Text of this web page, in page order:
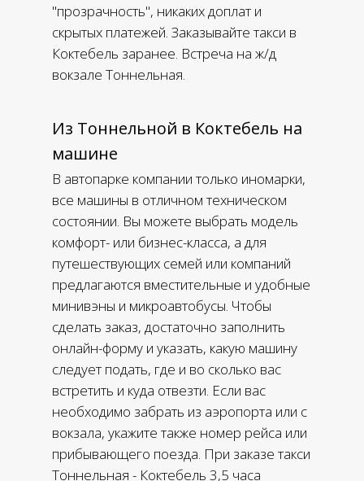
Из Тоннельной в Коктебель на
машине
"прозрачность", никаких доплат и
скрытых платежей. Заказывайте такси в
Коктебель заранее. Встреча на ж/д
вокзале Тоннельная.
В автопарке компании только иномарки,
все машины в отличном техническом
состоянии. Вы можете выбрать модель
комфорт- или бизнес-класса, а для
путешествующих семей или компаний
предлагаются вместительные и удобные
минивэны и микроавтобусы. Чтобы
сделать заказ, достаточно заполнить
онлайн-форму и указать, какую машину
следует подать, где и во сколько вас
встретить и куда отвезти. Если вас
необходимо забрать из аэропорта или с
вокзала, укажите также номер рейса или
прибывающего поезда. При заказе такси
Тоннельная - Коктебель 3,5 часа